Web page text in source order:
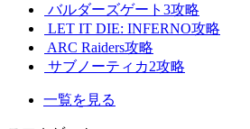
バルダーズゲート3攻略
LET IT DIE: INFERNO攻略
ARC Raiders攻略
サブノーティカ2攻略
一覧を見る